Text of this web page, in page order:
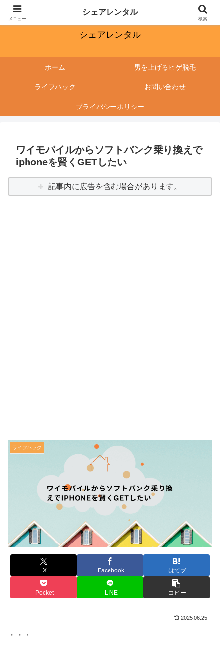
ワクワクする毎日にしたい
シェアレンタル
ホーム 男を上げるヒゲ脱毛
ライフハック お問い合わせ
プライバシーポリシー
ワイモバイルからソフトバンク乗り換えで
iphoneを賢くGETしたい
記事内に広告を含む場合があります。
ライフハック
X Facebook はてブ
Pocket LINE コピー
2025.06.25
・・・
メニュー
シェアレンタル
検索